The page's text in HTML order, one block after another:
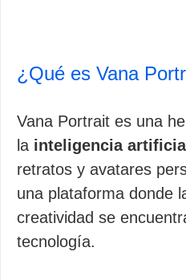
¿Qué es Vana
Vana Portrait es una
la inteligencia artificial
retratos y avatares
una plataforma donde
creatividad se
tecnología.